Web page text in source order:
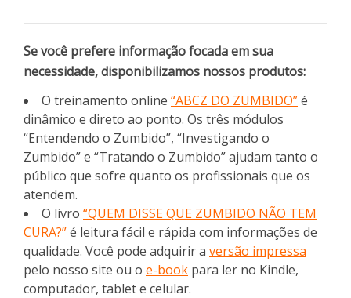
Se você prefere informação focada em sua
necessidade, disponibilizamos nossos produtos:
O treinamento online “ABCZ DO ZUMBIDO”é
dinâmico e direto ao ponto. Os três módulos
“Entendendo o Zumbido”, “Investigando o
Zumbido” e “Tratando o Zumbido” ajudam tanto o
público que sofre quanto os profissionais que os
atendem.
O livro “QUEM DISSE QUE ZUMBIDO NÃO TEM
CURA?”é leitura fácil e rápida com informações de
qualidade. Você pode adquirir a versão impressa
pelo nosso site ou o e-book para ler no Kindle,
computador, tablet e celular.